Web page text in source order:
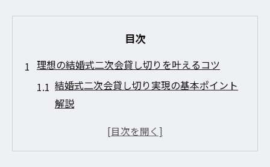
目次
理想の結婚式二次会貸し切りを叶えるコツ
結婚式二次会貸し切り実現の基本ポイント
解説
おしゃれと実用性両立の結婚式二次会貸し